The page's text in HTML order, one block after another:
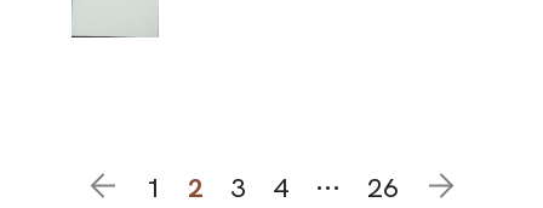
1 2 3 4 ··· 26